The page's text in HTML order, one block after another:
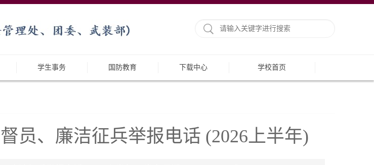
学生事务 国防教育 下载中心 学校首页
员、廉洁征兵举报电话 (2026上半年)